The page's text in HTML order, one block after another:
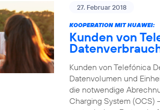
27. Februar 2018
KOOPERATION MIT HUAWEI:
Kunden von
Kunden von Telefónica
Datenvolumen und
die notwendige
Charging System (OCS)